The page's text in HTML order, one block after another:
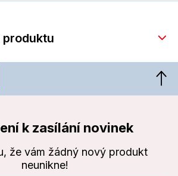
produktu
k zasílání novinek
že vám žádný nový produkt
neunikne!